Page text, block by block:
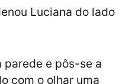
Luciana do lado
e pôs-se a
com o olhar uma